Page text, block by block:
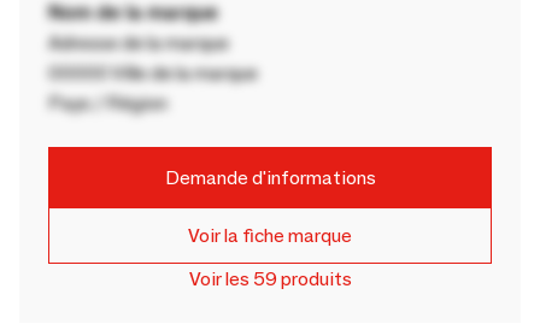
Nom de la marque
Adresse de la marque
00000 Ville de la marque
Pays / Région
Demande d'informations
Voir la fiche marque
Voir les 59 produits